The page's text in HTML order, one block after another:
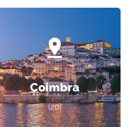
Coimbra
(20)